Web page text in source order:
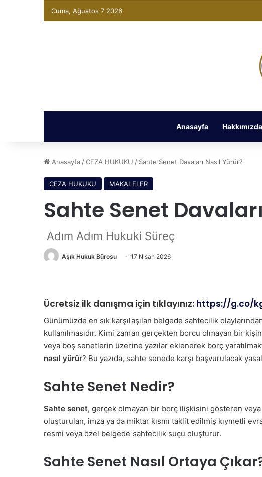
Cuma, Ağustos 7 2026
Anasayfa Hakkımızda
Anasayfa /CEZA HUKUKU / Sahte Senet Davaları Nasıl Yürür?
CEZA HUKUKU MAKALELER
Sahte Senet
Adım Adım Hukuki Süreç
Aşık Hukuk Bürosu 17 Nisan 2026
Ücretsiz ilk danışma için tıklayınız: https://g.co/
Günümüzde en sık karşılaşılan belgede sahtecilik
kullanılmasıdır. Kimi zaman gerçekten borcu olmayan bir
veya boş senetlerin üzerine yazılar eklenerek borç
nasıl yürür? Bu yazıda, sahte senede karşı başvurulacak
Sahte Senet Nedir?
Sahte senet, gerçek olmayan bir borç ilişkisini gösteren
oluşturulan, imza ya da miktar kısmı taklit edilmiş kıymetli
resmi veya özel belgede sahtecilik suçu oluşturur.
Sahte Senet Nasıl Ortaya